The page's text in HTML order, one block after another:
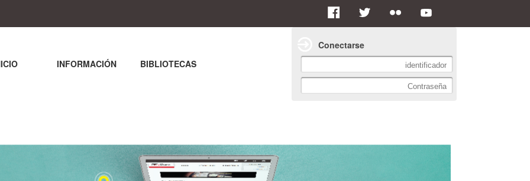
INFORMACIÓN BIBLIOTECAS
Conectarse